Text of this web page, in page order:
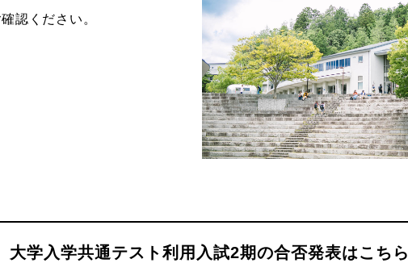
デザイン研究科
マンガ研究科
人文学研究科
認ください。
大学入学共通テスト利用入試2期の合否発表はこちら